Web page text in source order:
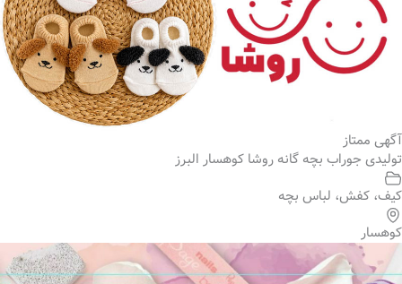
آگهی ممتاز
تولیدی جوراب بچه گانه روشا کوهسار البرز
کیف، کفش، لباس بچه
کوهسار